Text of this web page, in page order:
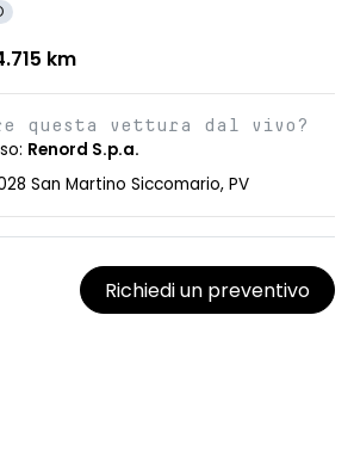
km
questa vettura dal vivo?
Renord S.p.a.
San Martino Siccomario, PV
Richiedi un preventivo